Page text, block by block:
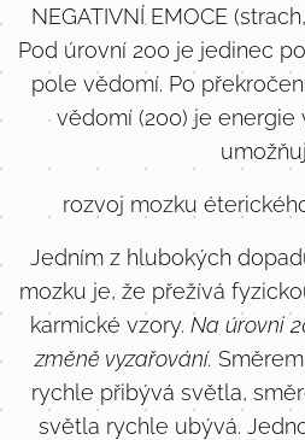
NEGATIVNÍ EMOCE
Pod úrovní 200 je jedinec
pole vědomí. Po
vědomí (200) je energie
rozvoj mozku
Jedním z hlubokých
mozku je, že přežívá
karmické vzory. Na úrovni
změně vyzařování.
rychle přibývá světla,
světla rychle ubývá.